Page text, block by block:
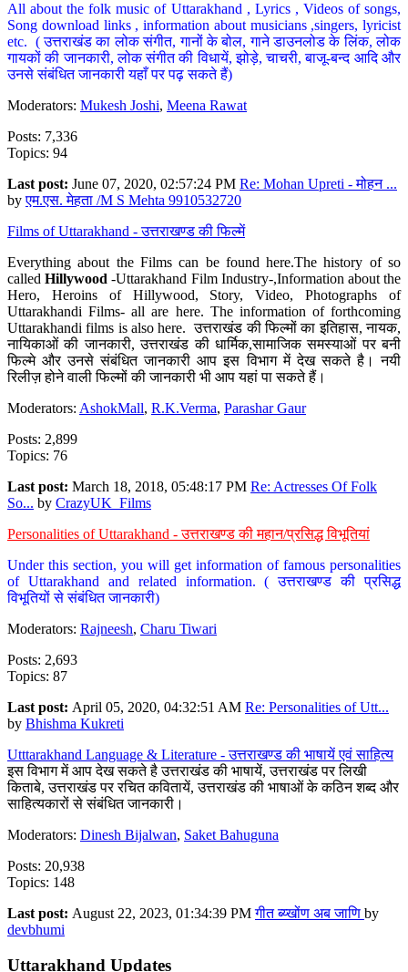
All about the folk music of Uttarakhand , Lyrics , Videos of songs,
Song download links , information about musicians ,singers, lyricist
etc. ( उत्तराखंड का लोक संगीत, गानों के बोल, गाने डाउनलोड के लिंक, लोक
गायकों की जानकारी, लोक संगीत की विधायें, झोड़े, चाचरी, बाजू-बन्द आदि और
उनसे संबंधित जानकारी यहाँ पर पढ़ सकते हैं)
Moderators: Mukesh Joshi, Meena Rawat
Posts: 7,336
Topics: 94
Last post: June 07, 2020, 02:57:24 PM Re: Mohan Upreti - मोहन ...
byएम.एस. मेहता /M S Mehta 9910532720
Films of Uttarakhand - उत्तराखण्ड की फिल्में
Everything about the Films can be found here.The history of so
calledHillywood-Uttarakhand Film Industry-,Information about the
Hero, Heroins of Hillywood, Story, Video, Photographs of
Uttarakhandi Films- all are here. The information of forthcoming
Uttarakhandi films is also here. उत्तराखंड की फिल्मों का इतिहास, नायक,
नायिकाओं की जानकारी, उत्तराखंड की धार्मिक,सामाजिक समस्याओं पर बनी
फिल्मे और उनसे संबंधित जानकारी आप इस विभाग में देख सकते है। नयी
रिलीज़ होने वाली फिल्मों की जानकारी भी आप यहां पा सकते हैं।
Moderators: AshokMall, R.K.Verma, Parashar Gaur
Posts: 2,899
Topics: 76
Last post: March 18, 2018, 05:48:17 PM Re: Actresses Of Folk
So... by CrazyUK_Films
Personalities of Uttarakhand - उत्तराखण्ड की महान/प्रसिद्ध विभूतियां
Under this section, you will get information of famous personalities
of Uttarakhand and related information. ( उत्तराखण्ड की प्रसिद्ध
विभूतियों से संबंधित जानकारी)
Moderators: Rajneesh, Charu Tiwari
Posts: 2,693
Topics: 87
Last post: April 05, 2020, 04:32:51 AM Re: Personalities of Utt...
by Bhishma Kukreti
Utttarakhand Language & Literature - उत्तराखण्ड की भाषायें एवं साहित्य
इस विभाग में आप देख सकते है उत्तराखंड की भाषायें, उत्तराखंड पर लिखी
किताबे, उत्तराखंड पर रचित कवितायें, उत्तराखंड की भाषाओं के कठिन शब्द और
साहित्यकारों से संबंधित जानकारी।
Moderators: Dinesh Bijalwan, Saket Bahuguna
Posts: 20,938
Topics: 148
Last post: August 22, 2023, 01:34:39 PMगीत ब्य्खोंण अब जाणि by
devbhumi
Uttarakhand Updates